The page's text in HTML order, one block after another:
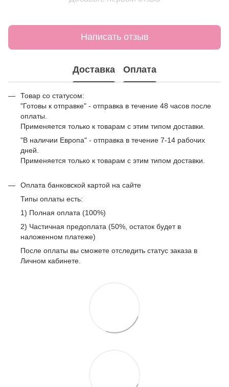
Написать отзыв
Доставка Оплата
Товар со статусом:
"Готовы к отправке" - отправка в течение 48 часов после
оплаты.
Применяется только к товарам с этим типом доставки.
"В наличии Европа" - отправка в течение 7-14 рабочих
дней.
Применяется только к товарам с этим типом доставки.
Оплата банковской картой на сайте
Типы оплаты есть:
1) Полная оплата (100%)
2) Частичная предоплата (50%, остаток будет в
наложенном платеже)
После оплаты вы сможете отследить статус заказа в
Личном кабинете.